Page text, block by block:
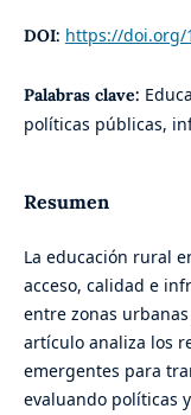
DOI: https://doi.org/
Palabras clave:
políticas públicas,
Resumen
La educación rural
acceso, calidad e
entre zonas
artículo analiza los
emergentes para
evaluando políticas